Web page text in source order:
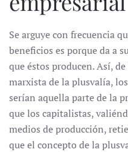
Se arguye con frecuencia
beneficios es porque da a
que éstos producen. Así,
marxista de la plusvalía,
serían aquella parte de la
que los capitalistas,
medios de producción,
que el concepto de la